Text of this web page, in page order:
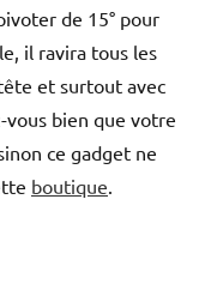
de 15° pour
il ravira tous les
et surtout avec
bien que votre
ce gadget ne
boutique